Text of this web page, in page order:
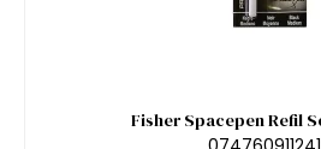
Fisher Spacepen Refil